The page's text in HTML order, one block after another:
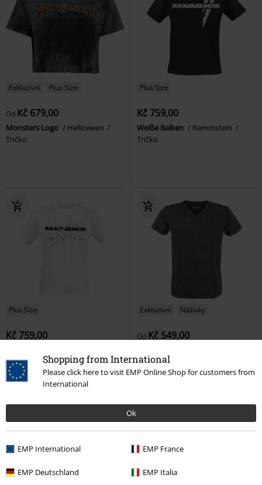
Shopping from International
Please click here to visit EMP Online Shop for customers from
International
Ok
EMP International EMP France
EMP Deutschland EMP Italia
Exkluzivní Plus Size
Od Kč 679,00
Monsters Logo
Helloween
Tričko
Plus Size
Kč 759,00
Weiße Balken
Rammstein
Tričko
Plus Size
Kč 759,00
Exkluzivní Nášivky
Od Kč 549,00
EMP
Tričko